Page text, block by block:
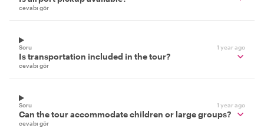
cevabı gör
Soru 1 year ago
Is transportation included in the tour?
cevabı gör
Soru 1 year ago
Can the tour accommodate children or large groups?
cevabı gör